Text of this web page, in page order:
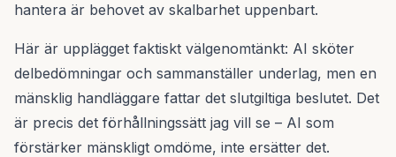
hantera är behovet av skalbarhet uppenbart.
Här är upplägget faktiskt välgenomtänkt: AI sköter
delbedömningar och sammanställer underlag, men en
mänsklig handläggare fattar det slutgiltiga beslutet. Det
är precis det förhållningssätt jag vill se – AI som
förstärker mänskligt omdöme, inte ersätter det.